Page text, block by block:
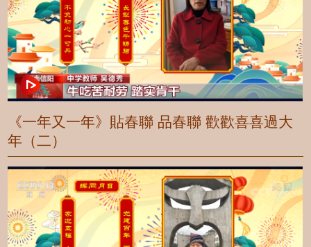
《一年又一年》貼春聯 品春聯 歡歡喜喜過大
年（二）